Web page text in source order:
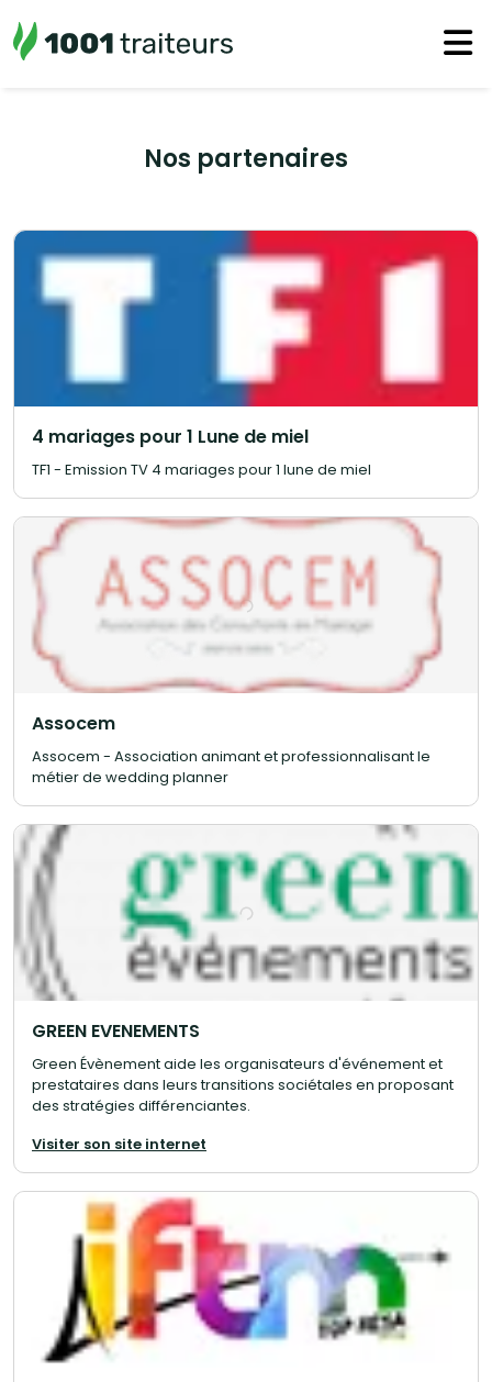
Nos partenaires
4 mariages pour 1 Lune de miel
TF1 - Emission TV 4 mariages pour 1 lune de miel
Assocem
Assocem - Association animant et professionnalisant le
métier de wedding planner
GREEN EVENEMENTS
Green Évènement aide les organisateurs d'événement et
prestataires dans leurs transitions sociétales en proposant
des stratégies différenciantes.
Visiter son site internet